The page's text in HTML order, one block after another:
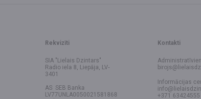
Rekvizīti
SIA "Lielais Dzintars"
Radio iela 8, Liepāja, LV-
3401
AS SEB Banka
LV77UNLA0050021581868
Kontakti
Informācijas
+371 63424555